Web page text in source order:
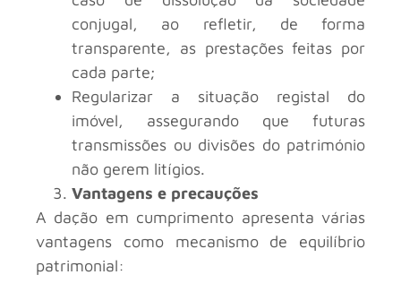
conjugal, ao refletir, de forma
transparente, as prestações feitas por
cada parte;
Regularizar a situação registal do
imóvel, assegurando que futuras
transmissões ou divisões do património
não gerem litígios.
Vantagens e precauções
A dação em cumprimento apresenta várias
vantagens como mecanismo de equilíbrio
patrimonial: